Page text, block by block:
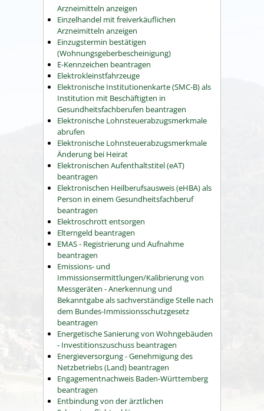
Arzneimitteln anzeigen
Einzelhandel mit freiverkäuflichen
Arzneimitteln anzeigen
Einzugstermin bestätigen
(Wohnungsgeberbescheinigung)
E-Kennzeichen beantragen
Elektrokleinstfahrzeuge
Elektronische Institutionenkarte (SMC-B) als
Institution mit Beschäftigten in
Gesundheitsfachberufen beantragen
Elektronische Lohnsteuerabzugsmerkmale
abrufen
Elektronische Lohnsteuerabzugsmerkmale
Änderung bei Heirat
Elektronischen Aufenthaltstitel (eAT)
beantragen
Elektronischen Heilberufsausweis (eHBA) als
Person in einem Gesundheitsfachberuf
beantragen
Elektroschrott entsorgen
Elterngeld beantragen
EMAS - Registrierung und Aufnahme
beantragen
Emissions- und
Immissionsermittlungen/Kalibrierung von
Messgeräten - Anerkennung und
Bekanntgabe als sachverständige Stelle nach
dem Bundes-Immissionsschutzgesetz
beantragen
Energetische Sanierung von Wohngebäuden
- Investitionszuschuss beantragen
Energieversorgung - Genehmigung des
Netzbetriebs (Land) beantragen
Engagementnachweis Baden-Württemberg
beantragen
Entbindung von der ärztlichen